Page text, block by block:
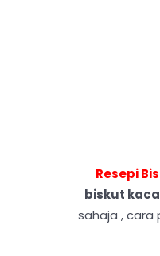
Resepi
biskut
sahaja , cara